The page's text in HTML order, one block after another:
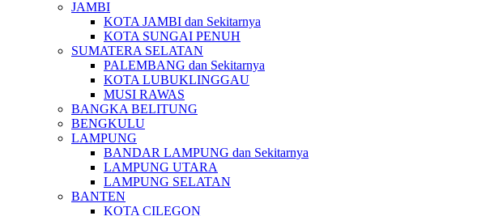
JAMBI
KOTA JAMBI dan Sekitarnya
KOTA SUNGAI PENUH
SUMATERA SELATAN
PALEMBANG dan Sekitarnya
KOTA LUBUKLINGGAU
MUSI RAWAS
BANGKA BELITUNG
BENGKULU
LAMPUNG
BANDAR LAMPUNG dan Sekitarnya
LAMPUNG UTARA
LAMPUNG SELATAN
BANTEN
KOTA CILEGON